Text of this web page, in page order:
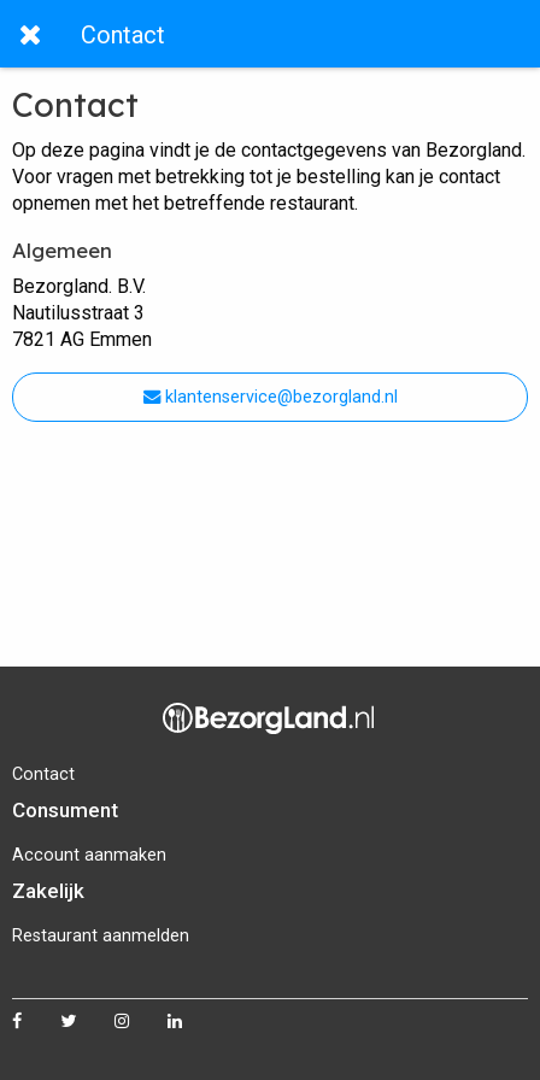
Contact
Contact
Op deze pagina vindt je de contactgegevens van Bezorgland.
Voor vragen met betrekking tot je bestelling kan je contact
opnemen met het betreffende restaurant.
Algemeen
Bezorgland. B.V.
Nautilusstraat 3
7821 AG Emmen
klantenservice@bezorgland.nl
Contact
Consument
Account aanmaken
Zakelijk
Restaurant aanmelden